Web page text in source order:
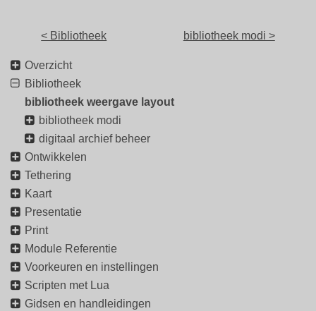
< Bibliotheek bibliotheek modi >
Overzicht
Bibliotheek
bibliotheek weergave layout
bibliotheek modi
digitaal archief beheer
Ontwikkelen
Tethering
Kaart
Presentatie
Print
Module Referentie
Voorkeuren en instellingen
Scripten met Lua
Gidsen en handleidingen